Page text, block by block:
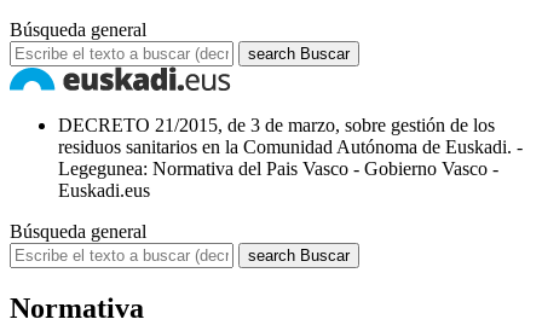
Búsqueda general
search Buscar
DECRETO 21/2015, de 3 de marzo, sobre gestión de los
residuos sanitarios en la Comunidad Autónoma de Euskadi. -
Legegunea: Normativa del Pais Vasco - Gobierno Vasco -
Euskadi.eus
Búsqueda general
search Buscar
Normativa